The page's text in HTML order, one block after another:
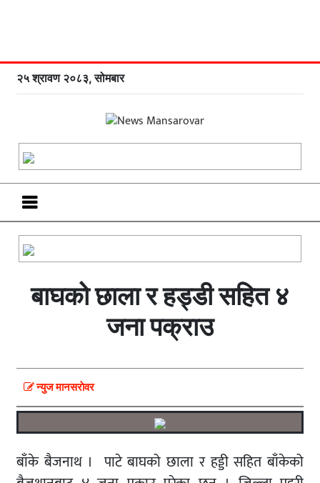
२५ श्रावण २०८३, सोमबार
बाघको छाला र हड्डी सहित ४
जना पक्राउ
न्युज मानसराेवर
बाँके बैजनाथ । पाटे बाघको छाला र हड्डी सहित बाँकेको